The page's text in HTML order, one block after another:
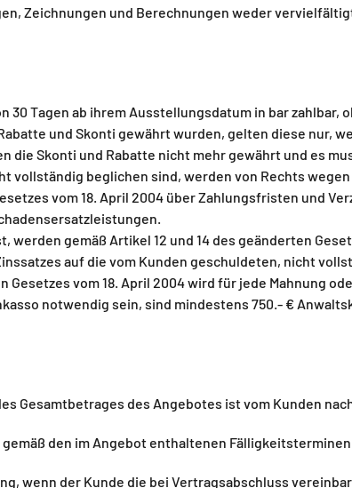
Zeichnungen und Berechnungen weder
30 Tagen ab ihrem Ausstellungsdatum in bar zahlbar,
und Skonti gewährt wurden, gelten diese nur,
die Skonti und Rabatte nicht mehr gewährt und es
vollständig beglichen sind, werden von Rechts
vom 18. April 2004 über Zahlungsfristen und
werden gemäß Artikel 12 und 14 des geänderten
auf die vom Kunden geschuldeten, nicht
Gesetzes vom 18. April 2004 wird für jede Mahnung
notwendig sein, sind mindestens 750.- €
Gesamtbetrages des Angebotes ist vom Kunden
den im Angebot enthaltenen
wenn der Kunde die bei Vertragsabschluss